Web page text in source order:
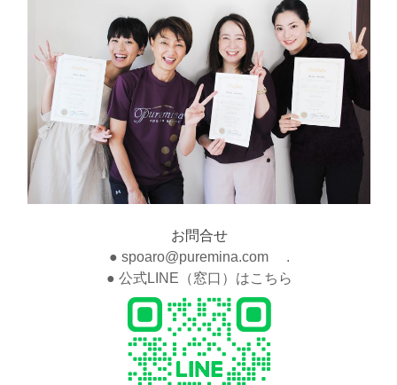
お問合せ
● spoaro@puremina.com .
● 公式LINE（窓口）はこちら